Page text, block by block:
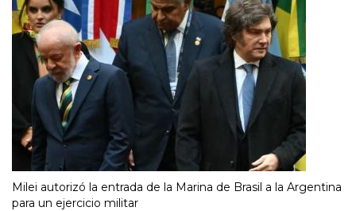
Milei autorizó la entrada de la Marina de Brasil a la Argentina
para un ejercicio militar